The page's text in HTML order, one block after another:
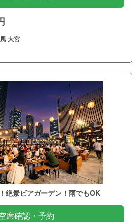
大宮
絶景ビアガーデン！雨でもOK
席確認・予約